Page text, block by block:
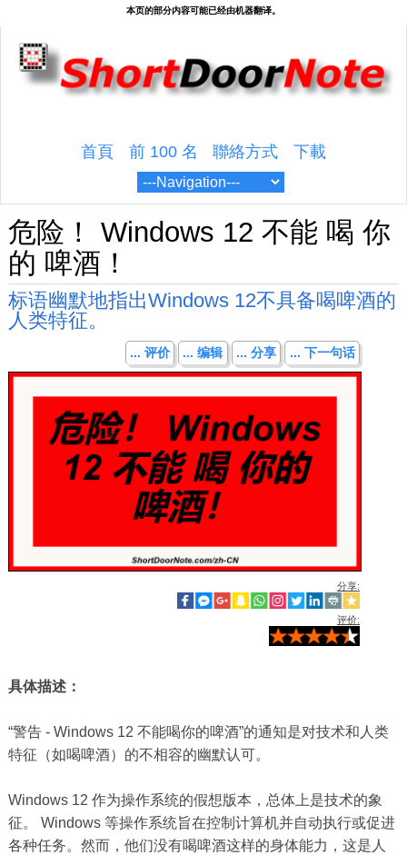
首頁 前 100 名 聯絡方式 下載
危险！ Windows 12 不能 喝 你
的 啤酒！
标语幽默地指出Windows 12不具备喝啤酒的
人类特征。
... 评价 ... 编辑 ... 分享 ... 下一句话
分享:
评价:
具体描述：
“警告 - Windows 12 不能喝你的啤酒”的通知是对技术和人类
特征（如喝啤酒）的不相容的幽默认可。
Windows 12 作为操作系统的假想版本，总体上是技术的象
征。 Windows 等操作系统旨在控制计算机并自动执行或促进
各种任务。然而，他们没有喝啤酒这样的身体能力，这是人